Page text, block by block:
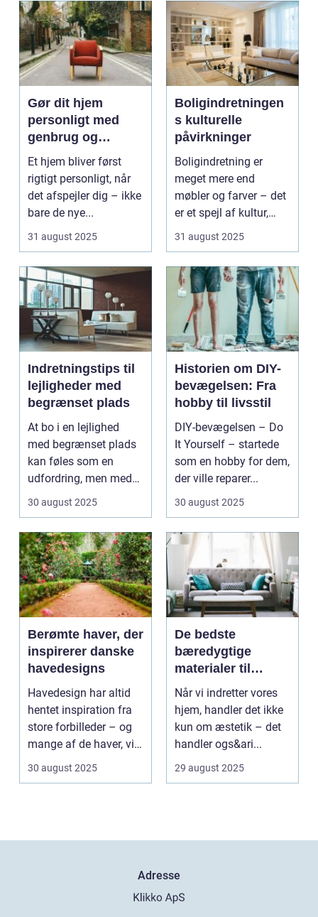
Gør dit hjem
personligt med
genbrug og
vintage
Et hjem bliver først
rigtigt personligt, når
det afspejler dig – ikke
bare de nye...
31 august 2025
Boligindretningen
s kulturelle
påvirkninger
Boligindretning er
meget mere end
møbler og farver – det
er et spejl af kultur,
traditi...
31 august 2025
Indretningstips til
lejligheder med
begrænset plads
At bo i en lejlighed
med begrænset plads
kan føles som en
udfordring, men med
de rette ...
30 august 2025
Historien om DIY-
bevægelsen: Fra
hobby til livsstil
DIY-bevægelsen – Do
It Yourself – startede
som en hobby for dem,
der ville reparer...
30 august 2025
Berømte haver, der
inspirerer danske
havedesigns
Havedesign har altid
hentet inspiration fra
store forbilleder – og
mange af de haver, vi
kende...
30 august 2025
De bedste
bæredygtige
materialer til
boligindretning
Når vi indretter vores
hjem, handler det ikke
kun om æstetik – det
handler ogs&ari...
29 august 2025
Adresse